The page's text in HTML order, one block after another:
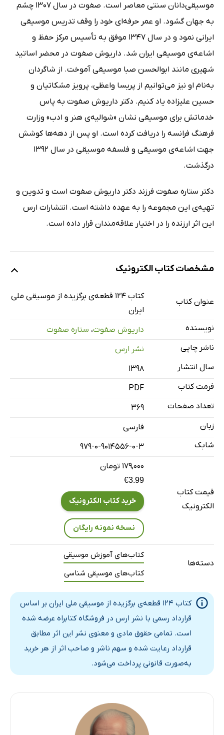
موسیقی‌دانان سنتی معاصر است. صفوت در سال 1307 چشم
به جهان گشود. او عمر حرفه‌ای خود را وقف تدریس موسیقی
ایرانی نمود و در سال 1347 موفق به تأسیس مرکز حفظ و
اشاعه‌ی موسیقی ایران شد. داریوش صفوت در محضر اساتید
شهیری مانند ابوالحسن صبا موسیقی آموخت. از شاگردان
به‌نام او نیز می‌توانیم از پریسا واعظی، پرویز مشکاتیان و
حسین علیزاده یاد کنیم. دکتر داریوش صفوت به پاس
خدماتش برای موسیقی نشان «شوالیه‌ی هنر و ادب» وزارت
فرهنگ فرانسه را دریافت کرده است. او پس از دهه‌ها کوشش
جهت اشاعه‌ی موسیقی و فلسفه موسیقی در سال 1392
درگذشت.
دکتر ستاره صفوت فرزند دکتر داریوش صفوت است و تدوین و
تهیه‌ی این مجموعه را به عهده داشته است. انتشارات ارس
این اثر ارزنده را در اختیار علاقه‌مندان قرار داده است.
مشخصات کتاب الکترونیک
عنوان کتاب
کتاب 124 قطعه‌ی برگزیده از موسیقی ملی
ایران
نویسنده
داریوش صفوت، ستاره صفوت
ناشر چاپی
نشر ارس
سال انتشار
۱۳۹۸
فرمت کتاب
PDF
تعداد صفحات
369
زبان
فارسی
شابک
979-0-9014556-0-3
قیمت کتاب
الکترونیک
۱۷۹,۰۰۰ تومان
€3.99
خرید کتاب الکترونیک
نسخه نمونه رایگان
دسته‌ها
کتاب‌های آموزش موسیقی
کتاب‌های موسیقی شناسی
کتاب 124 قطعه‌ی برگزیده از موسیقی ملی ایران بر اساس
قرارداد رسمی با نشر ارس در فروشگاه کتابراه عرضه شده
است. تمامی حقوق مادی و معنوی نشر این اثر مطابق
قرارداد رعایت شده و سهم ناشر و صاحب اثر از هر خرید
به‌صورت قانونی پرداخت می‌شود.